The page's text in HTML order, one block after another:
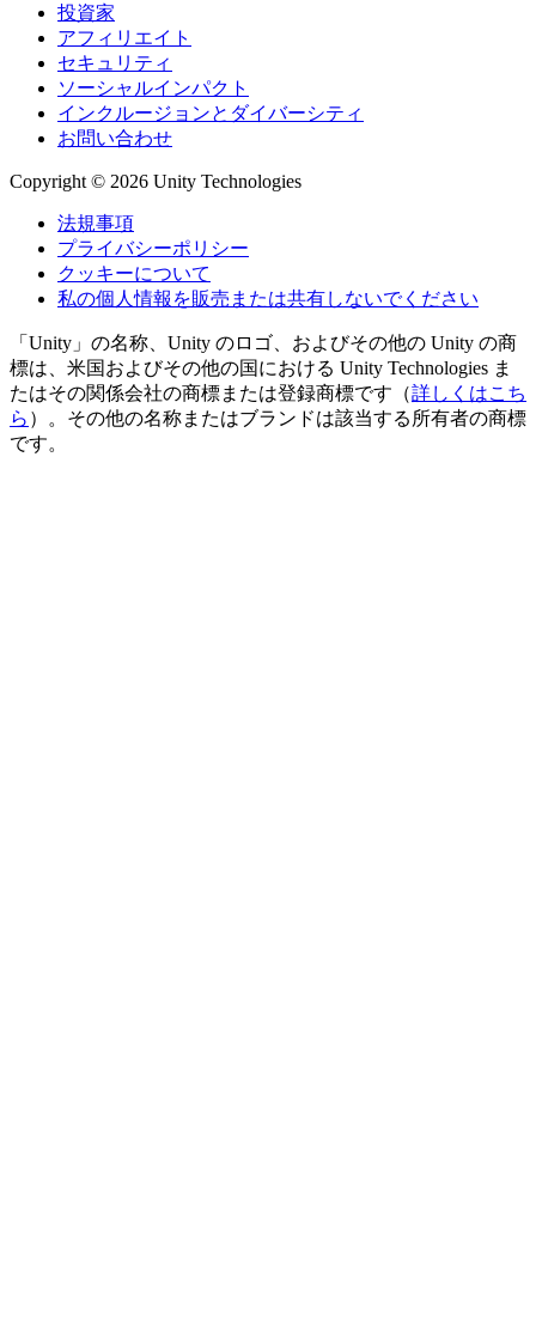
投資家
アフィリエイト
セキュリティ
ソーシャルインパクト
インクルージョンとダイバーシティ
お問い合わせ
Copyright © 2026 Unity Technologies
法規事項
プライバシーポリシー
クッキーについて
私の個人情報を販売または共有しないでください
「Unity」の名称、Unity のロゴ、およびその他の Unity の商
標は、米国およびその他の国における Unity Technologies ま
たはその関係会社の商標または登録商標です（詳しくはこち
ら ）。その他の名称またはブランドは該当する所有者の商標
です。